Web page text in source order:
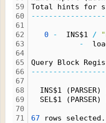
59
60
61
62
63
64
65
66
67
68
69
70
71
Total hints for
0 - INS$1 /
-
Query Block
INS$1 (PARSER)
SEL$1 (PARSER)
67 rows selected.